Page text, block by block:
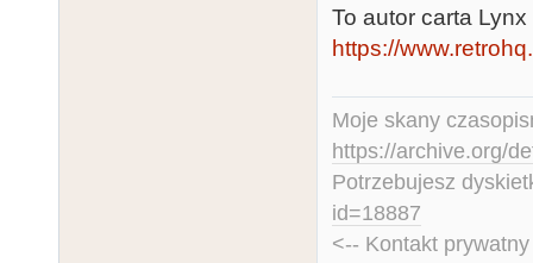
To autor carta Lynx
https://
Moje skany
https://archive.org/
Potrzebujesz
id=18887
<-- Kontakt